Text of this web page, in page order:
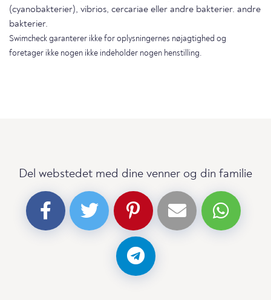
(cyanobakterier), vibrios, cercariae eller andre bakterier. andre
bakterier.
Swimcheck garanterer ikke for oplysningernes nøjagtighed og
foretager ikke nogen ikke indeholder nogen henstilling.
Del webstedet med dine venner og din familie